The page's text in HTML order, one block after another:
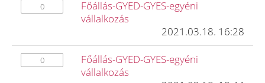
0
Főállás-GYED-GYES-egyéni
vállalkozás
2021.03.18. 16:28
0
Főállás-GYED-GYES-egyéni
vállalkozás